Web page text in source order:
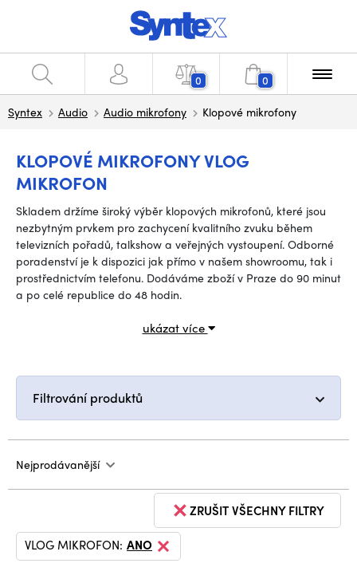
0 0
Syntex Audio Audio mikrofony Klopové mikrofony
KLOPOVÉ MIKROFONY VLOG
MIKROFON
Skladem držíme široký výběr klopových mikrofonů, které jsou
nezbytným prvkem pro zachycení kvalitního zvuku během
televizních pořadů, talkshow a veřejných vystoupení. Odborné
poradenství je k dispozici jak přímo v našem showroomu, tak i
prostřednictvím telefonu. Dodáváme zboží v Praze do 90 minut
a po celé republice do 48 hodin.
ukázat více
Filtrování produktů
Nejprodávanější
ZRUŠIT VŠECHNY FILTRY
VLOG MIKROFON: ANO